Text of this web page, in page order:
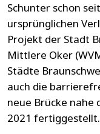
Schunter schon
ursprünglichen
Projekt der Stadt
Mittlere Oker
Städte
auch die
neue Brücke nahe
2021 fertiggestellt.